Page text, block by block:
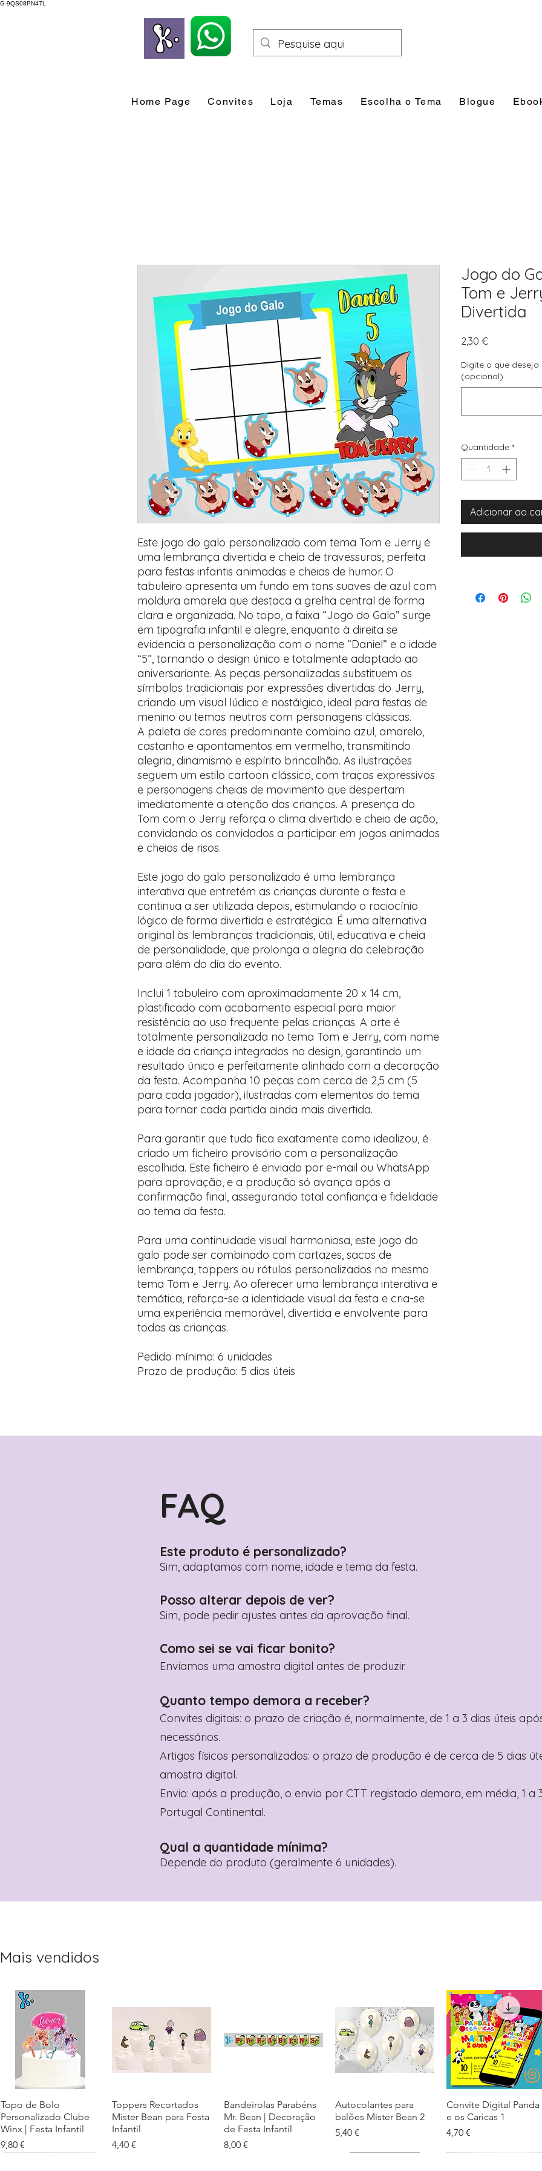
G-9QS08PN47L
Home Page Convites Loja Temas Escolha o Tema Blogue
Este jogo do galo personalizado com tema Tom e Jerry é
uma lembrança divertida e cheia de travessuras, perfeita
para festas infantis animadas e cheias de humor. O
tabuleiro apresenta um fundo em tons suaves de azul com
moldura amarela que destaca a grelha central de forma
clara e organizada. No topo, a faixa “Jogo do Galo” surge
em tipografia infantil e alegre, enquanto à direita se
evidencia a personalização com o nome “Daniel” e a idade
“5”, tornando o design único e totalmente adaptado ao
aniversariante. As peças personalizadas substituem os
símbolos tradicionais por expressões divertidas do Jerry,
criando um visual lúdico e nostálgico, ideal para festas de
menino ou temas neutros com personagens clássicas.
A paleta de cores predominante combina azul, amarelo,
castanho e apontamentos em vermelho, transmitindo
alegria, dinamismo e espírito brincalhão. As ilustrações
seguem um estilo cartoon clássico, com traços expressivos
e personagens cheias de movimento que despertam
imediatamente a atenção das crianças. A presença do
Tom com o Jerry reforça o clima divertido e cheio de ação,
convidando os convidados a participar em jogos animados
e cheios de risos.
Este jogo do galo personalizado é uma lembrança
interativa que entretém as crianças durante a festa e
continua a ser utilizada depois, estimulando o raciocínio
lógico de forma divertida e estratégica. É uma alternativa
original às lembranças tradicionais, útil, educativa e cheia
de personalidade, que prolonga a alegria da celebração
para além do dia do evento.
Inclui 1 tabuleiro com aproximadamente 20 x 14 cm,
plastificado com acabamento especial para maior
resistência ao uso frequente pelas crianças. A arte é
totalmente personalizada no tema Tom e Jerry, com nome
e idade da criança integrados no design, garantindo um
resultado único e perfeitamente alinhado com a decoração
da festa. Acompanha 10 peças com cerca de 2,5 cm (5
para cada jogador), ilustradas com elementos do tema
para tornar cada partida ainda mais divertida.
Para garantir que tudo fica exatamente como idealizou, é
criado um ficheiro provisório com a personalização
escolhida. Este ficheiro é enviado por e-mail ou WhatsApp
para aprovação, e a produção só avança após a
confirmação final, assegurando total confiança e fidelidade
ao tema da festa.
Para uma continuidade visual harmoniosa, este jogo do
galo pode ser combinado com cartazes, sacos de
lembrança, toppers ou rótulos personalizados no mesmo
tema Tom e Jerry. Ao oferecer uma lembrança interativa e
temática, reforça-se a identidade visual da festa e cria-se
uma experiência memorável, divertida e envolvente para
todas as crianças.
Pedido mínimo: 6 unidades
Prazo de produção: 5 dias úteis
Jogo do
Tom e
Divertida
2,30 €Preço
Digite o que
(opcional)
Quantidade *
Adicionar ao
FAQ
Este produto é personalizado?
Sim, adaptamos com nome, idade e tema da festa.
Posso alterar depois de ver?
Sim, pode pedir ajustes antes da aprovação final.
Como sei se vai ficar bonito?
Enviamos uma amostra digital antes de produzir.
Quanto tempo demora a receber?
Convites digitais: o prazo de criação é, normalmente, de 1 a 3 dias úteis
necessários.
Artigos físicos personalizados: o prazo de produção é de cerca de 5 dias
amostra digital.
Envio: após a produção, o envio por CTT registado demora, em média, 1 a
Portugal Continental.
Qual a quantidade mínima?
Depende do produto (geralmente 6 unidades).
Mais vendidos
Visualização rápida
Topo de Bolo
Personalizado Clube
Winx | Festa Infantil
Preço
9,80 €
Visualização rápida
Toppers Recortados
Mister Bean para Festa
Infantil
Preço
4,40 €
Visualização rápida
Bandeirolas Parabéns
Mr. Bean | Decoração
de Festa Infantil
Preço
8,00 €
Visualização rápida
Autocolantes para
balões Mister Bean 2
Preço
5,40 €
Visualização rápida
Convite Digital Panda
e os Caricas 1
Preço
4,70 €